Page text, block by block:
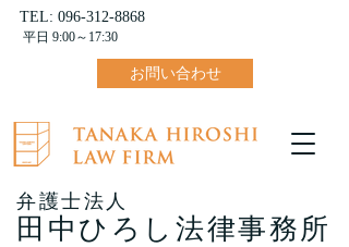
TEL: 096-312-8868
平日 9:00～17:30
お問い合わせ
弁護士法人
田中ひろし法律事務所